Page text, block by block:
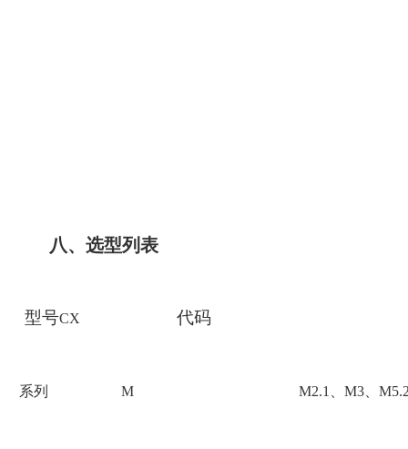
八、选型列表
型号CX 代码
系列 M M2.1、M3、